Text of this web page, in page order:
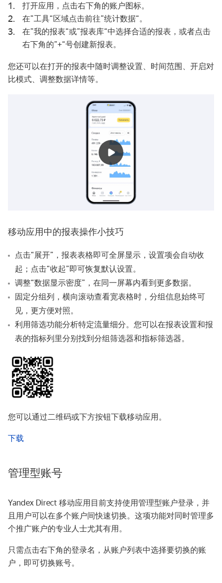
打开应用，点击右下角的账户图标。
在”工具“区域点击前往”统计数据“。
在”我的报表“或”报表库“中选择合适的报表，或者点击
右下角的”+“号创建新报表。
您还可以在打开的报表中随时调整设置、时间范围、开启对
比模式、调整数据详情等。
移动应用中的报表操作小技巧
点击“展开”，报表表格即可全屏显示，设置项会自动收
起；点击“收起”即可恢复默认设置。
调整“数据显示密度”，在同一屏幕内看到更多数据。
固定分组列，横向滚动查看宽表格时，分组信息始终可
见，更方便对照。
利用筛选功能分析特定流量细分。您可以在报表设置和报
表的指标列里分别找到分组筛选器和指标筛选器。
您可以通过二维码或下方按钮下载移动应用。
下载
管理型账号
Yandex Direct 移动应用目前支持使用管理型账户登录，并
且用户可以在多个账户间快速切换。这项功能对同时管理多
个推广账户的专业人士尤其有用。
只需点击右下角的登录名，从账户列表中选择要切换的账
户，即可切换账号。